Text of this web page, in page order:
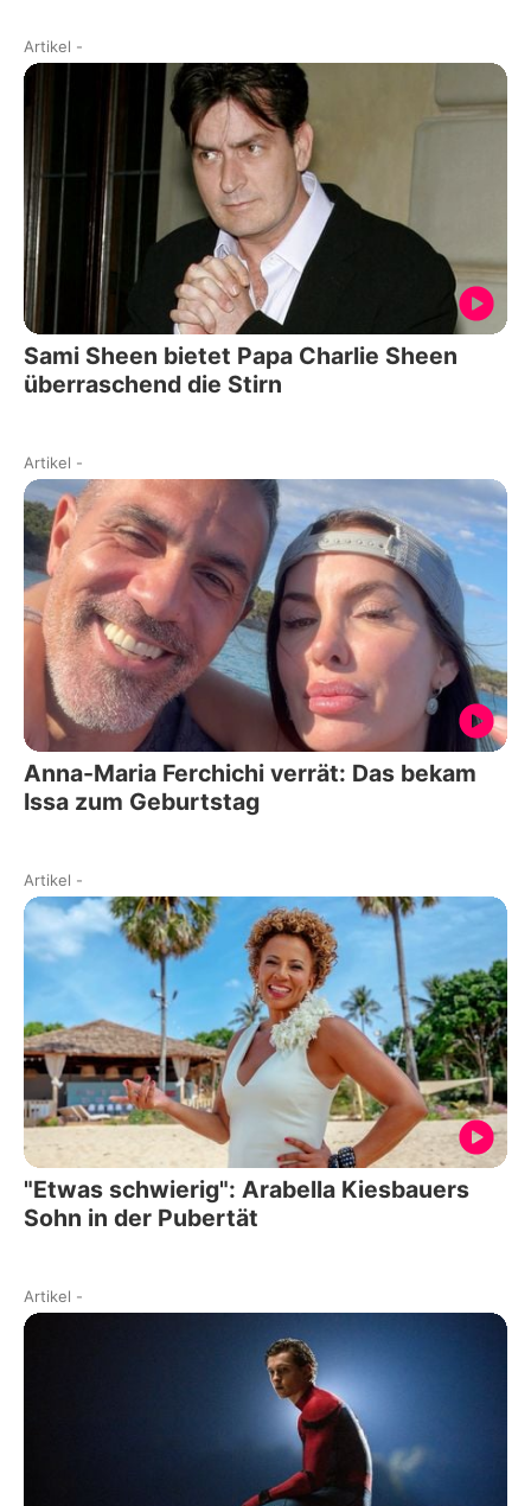
Artikel -
Sami Sheen bietet Papa Charlie Sheen
überraschend die Stirn
Artikel -
Anna-Maria Ferchichi verrät: Das bekam
Issa zum Geburtstag
Artikel -
"Etwas schwierig": Arabella Kiesbauers
Sohn in der Pubertät
Artikel -